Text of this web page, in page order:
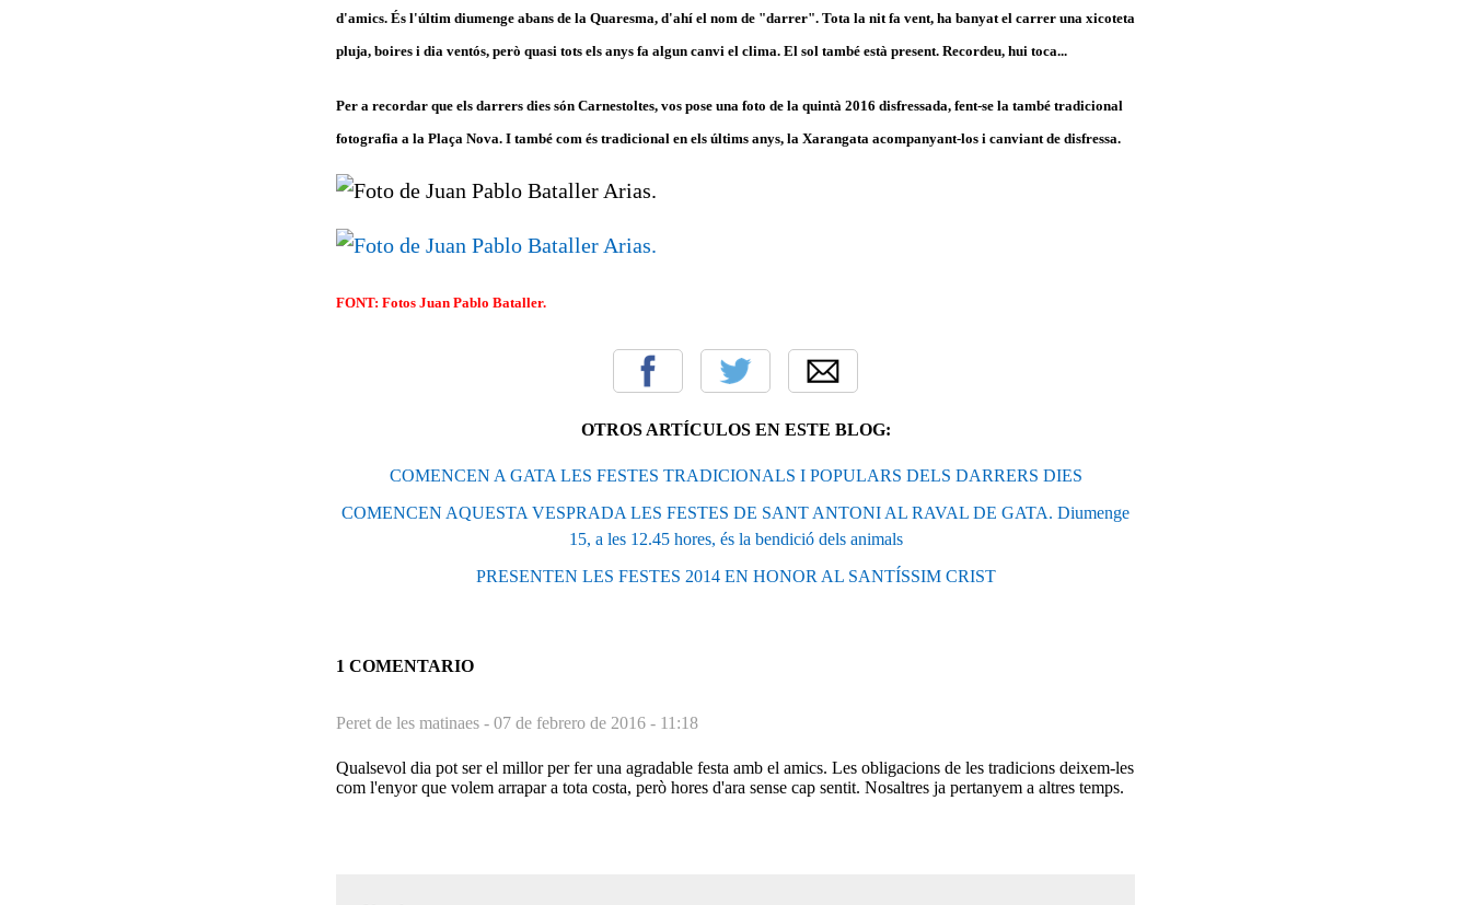
d'amics. És l'últim diumenge abans de la Quaresma, d'ahí el nom de "darrer". Tota la nit fa vent, ha banyat el carrer una xicoteta
pluja, boires i dia ventós, però quasi tots els anys fa algun canvi el clima. El sol també està present. Recordeu, hui toca...
Per a recordar que els darrers dies són Carnestoltes, vos pose una foto de la quintà 2016 disfressada, fent-se la també tradicional
fotografia a la Plaça Nova. I també com és tradicional en els últims anys, la Xarangata acompanyant-los i canviant de disfressa.
FONT: Fotos Juan Pablo Bataller.
OTROS ARTÍCULOS EN ESTE BLOG:
COMENCEN A GATA LES FESTES TRADICIONALS I POPULARS DELS DARRERS DIES
COMENCEN AQUESTA VESPRADA LES FESTES DE SANT ANTONI AL RAVAL DE GATA. Diumenge
15, a les 12.45 hores, és la bendició dels animals
PRESENTEN LES FESTES 2014 EN HONOR AL SANTÍSSIM CRIST
1 COMENTARIO
Peret de les matinaes - 07 de febrero de 2016 - 11:18
Qualsevol dia pot ser el millor per fer una agradable festa amb el amics. Les obligacions de les tradicions deixem-les
com l'enyor que volem arrapar a tota costa, però hores d'ara sense cap sentit. Nosaltres ja pertanyem a altres temps.